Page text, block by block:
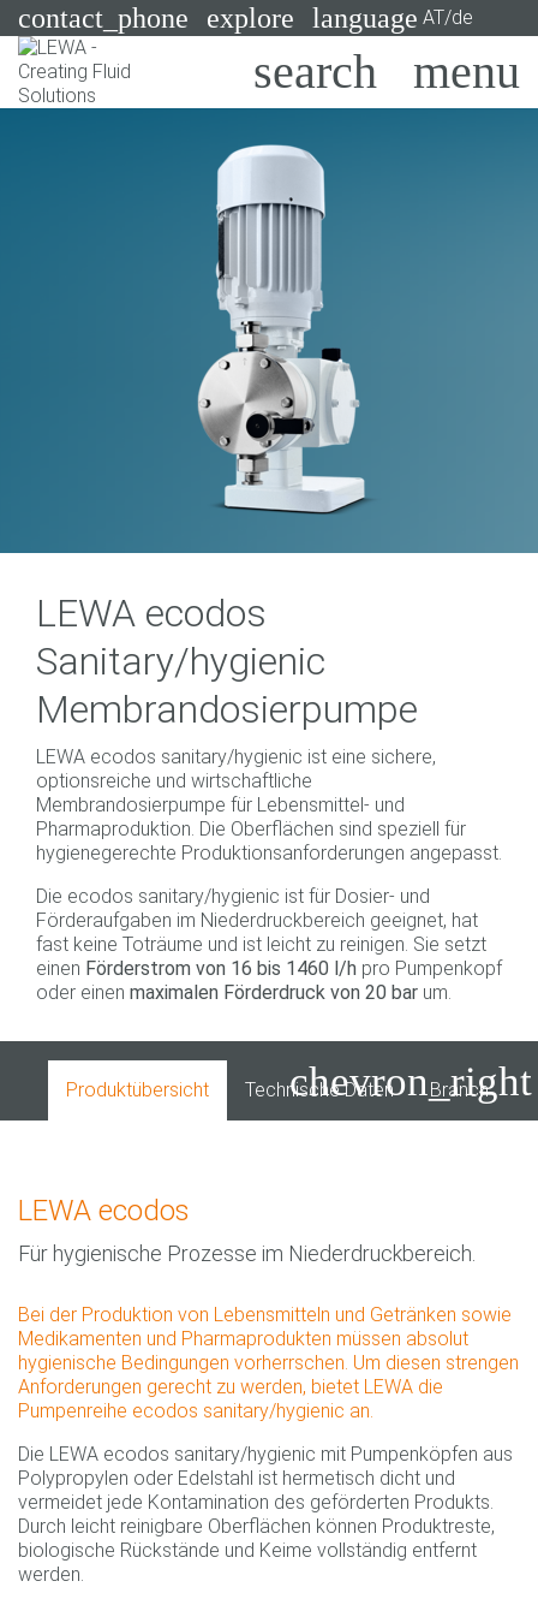
contact_phone explore language AT/de
Suchen
LEWA ecodos
Sanitary/hygienic
Membrandosierpumpe
LEWA ecodos sanitary/hygienic ist eine sichere,
optionsreiche und wirtschaftliche
Membrandosierpumpe für Lebensmittel- und
Pharmaproduktion. Die Oberflächen sind speziell für
hygienegerechte Produktionsanforderungen angepasst.
Die ecodos sanitary/hygienic ist für Dosier- und
Förderaufgaben im Niederdruckbereich geeignet, hat
fast keine Toträume und ist leicht zu reinigen. Sie setzt
einen Förderstrom von 16 bis 1460 l/h pro Pumpenkopf
oder einen maximalen Förderdruck von 20 bar um.
Produktübersicht Technische Daten Branchen
chevron_right
LEWA ecodos
Für hygienische Prozesse im Niederdruckbereich.
Bei der Produktion von Lebensmitteln und Getränken sowie
Medikamenten und Pharmaprodukten müssen absolut
hygienische Bedingungen vorherrschen. Um diesen strengen
Anforderungen gerecht zu werden, bietet LEWA die
Pumpenreihe ecodos sanitary/hygienic an.
Die LEWA ecodos sanitary/hygienic mit Pumpenköpfen aus
Polypropylen oder Edelstahl ist hermetisch dicht und
vermeidet jede Kontamination des geförderten Produkts.
Durch leicht reinigbare Oberflächen können Produktreste,
biologische Rückstände und Keime vollständig entfernt
werden.